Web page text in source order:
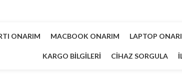
ONARIM MACBOOK ONARIM LAPTOP
KARGO BILGILERI CIHAZ SORGULA